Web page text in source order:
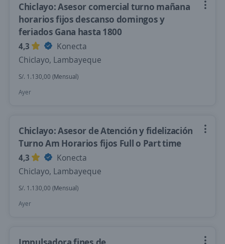
Chiclayo: Asesor comercial turno mañana
horarios fijos descanso domingos y
feriados Gana hasta 1800
4,3
Konecta
Chiclayo, Lambayeque
S/. 1.130,00 (Mensual)
Ayer
Chiclayo: Asesor de Atención y fidelización
Turno Am Horarios fijos Full o Part time
4,3
Konecta
Chiclayo, Lambayeque
S/. 1.130,00 (Mensual)
Ayer